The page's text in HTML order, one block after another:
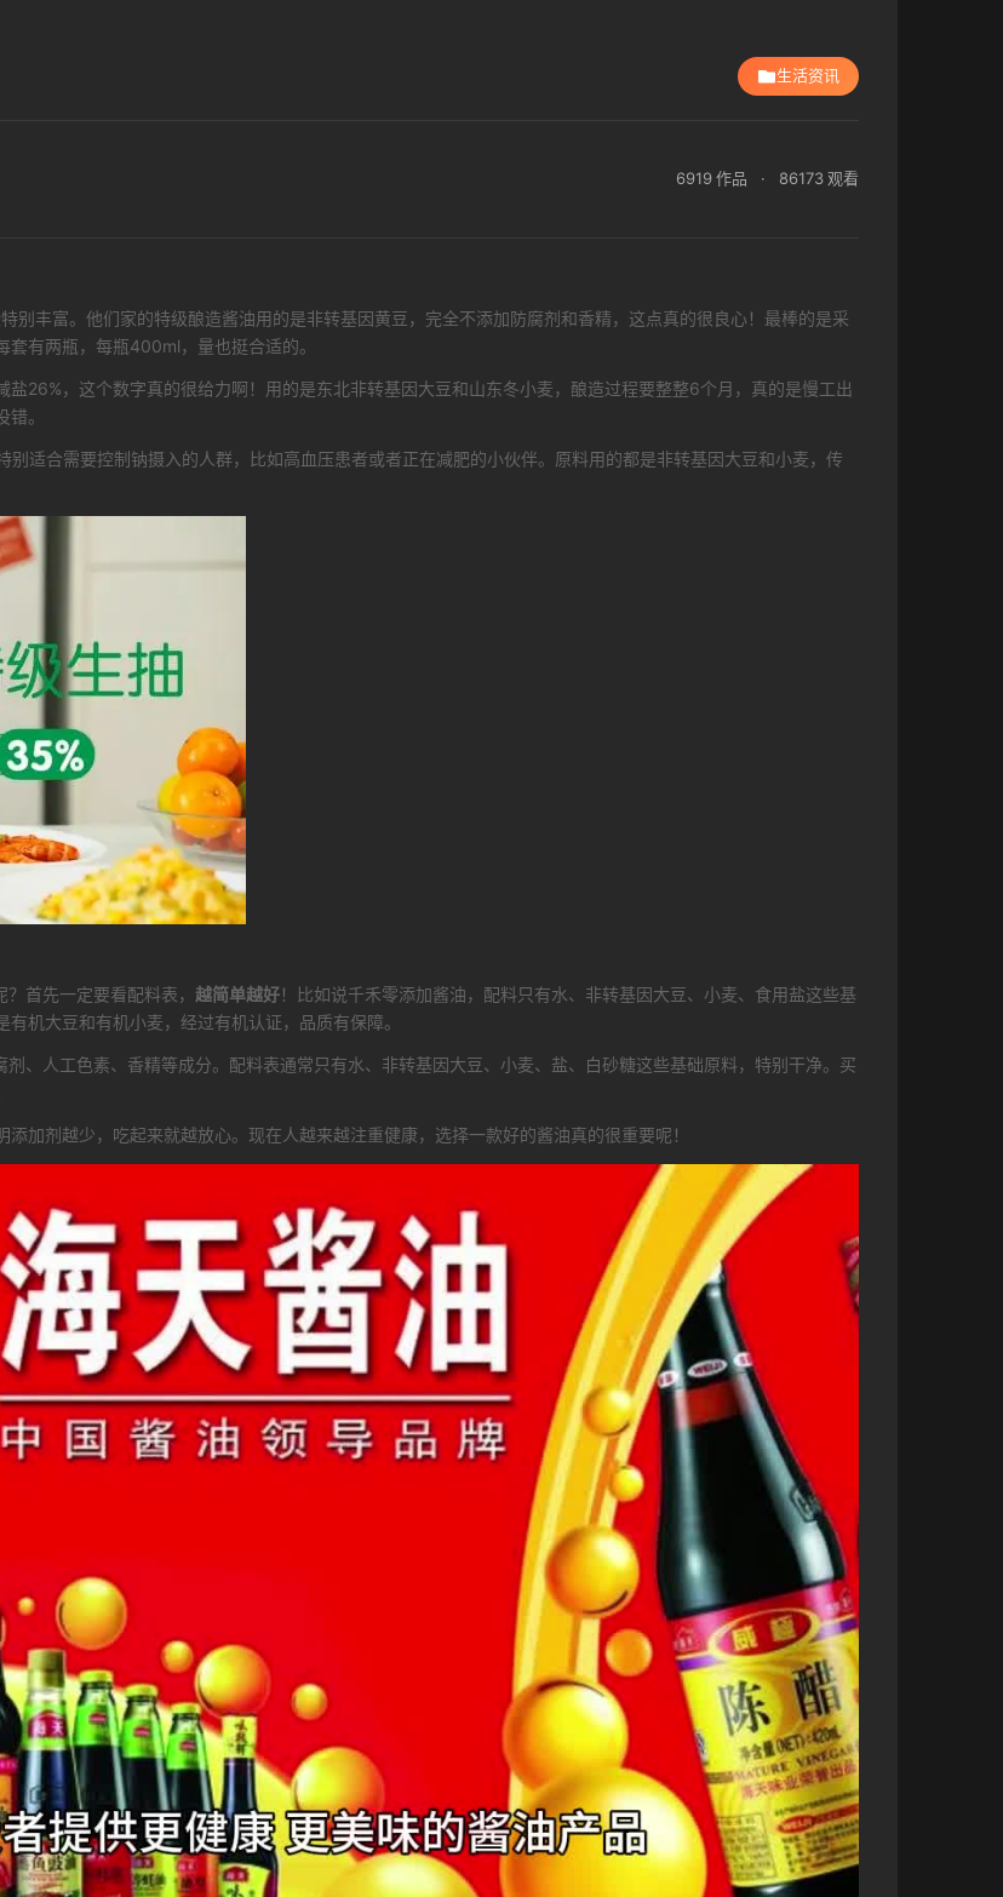
生活资讯
6919 作品 · 86173 观看
别丰富。他们家的特级酿造酱油用的是非转基因黄豆，完全不添加防腐剂和香精，这点真的很良心！最棒的是采
套有两瓶，每瓶400ml，量也挺合适的。
26%，这个数字真的很给力啊！用的是东北非转基因大豆和山东冬小麦，酿造过程要整整6个月，真的是慢工出
错。
适合需要控制钠摄入的人群，比如高血压患者或者正在减肥的小伙伴。原料用的都是非转基因大豆和小麦，传
首先一定要看配料表， 越简单越好 ！比如说千禾零添加酱油，配料只有水、非转基因大豆、小麦、食用盐这些基
机大豆和有机小麦，经过有机认证，品质有保障。
、人工色素、香精等成分。配料表通常只有水、非转基因大豆、小麦、盐、白砂糖这些基础原料，特别干净。买
加剂越少，吃起来就越放心。现在人越来越注重健康，选择一款好的酱油真的很重要呢！